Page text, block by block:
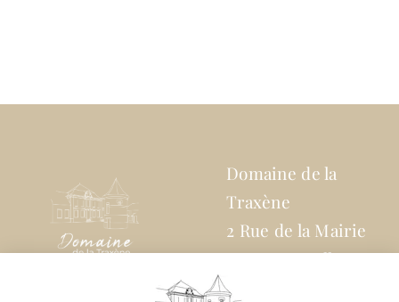
Domaine de la
Traxène
2 Rue de la Mairie
62310 Coupelle-
Vielle